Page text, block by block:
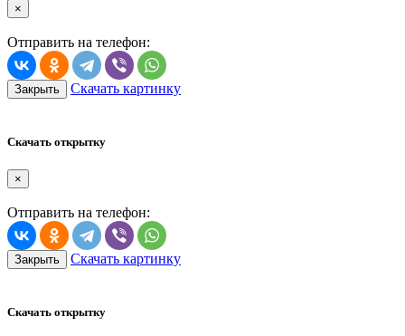
×
Отправить на телефон:
Закрыть Скачать картинку
Скачать открытку
×
Отправить на телефон:
Закрыть Скачать картинку
Скачать открытку